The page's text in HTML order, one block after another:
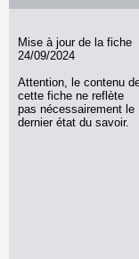
Mise à jour de la fiche
24/09/2024
Attention, le contenu
cette fiche ne reflète
pas nécessairement le
dernier état du savoir.